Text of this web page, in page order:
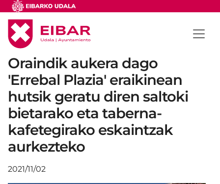
Oraindik aukera dago
'Errebal Plazia' eraikinean
hutsik geratu diren saltoki
bietarako eta taberna-
kafetegirako eskaintzak
aurkezteko
2021/11/02